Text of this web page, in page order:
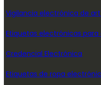
Vigilancia electrónica de
Etiquetas electrónicas
Credencial Electrónica
Etiquetas de ropa